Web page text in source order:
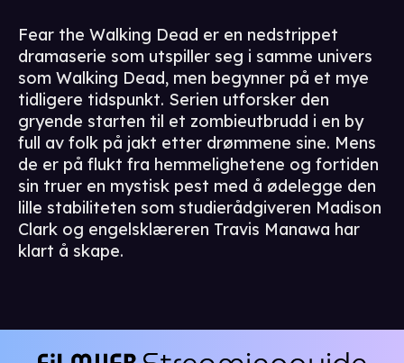
Fear the Walking Dead er en nedstrippet
dramaserie som utspiller seg i samme univers
som Walking Dead, men begynner på et mye
tidligere tidspunkt. Serien utforsker den
gryende starten til et zombieutbrudd i en by
full av folk på jakt etter drømmene sine. Mens
de er på flukt fra hemmelighetene og fortiden
sin truer en mystisk pest med å ødelegge den
lille stabiliteten som studierådgiveren Madison
Clark og engelsklæreren Travis Manawa har
klart å skape.